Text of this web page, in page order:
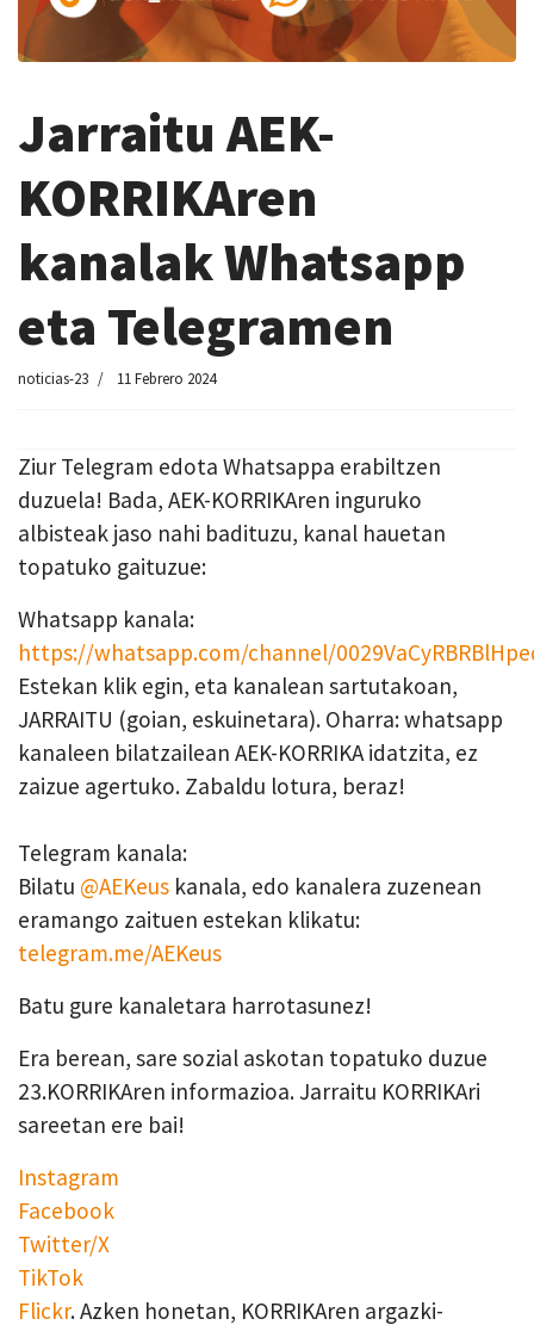
Jarraitu AEK-
KORRIKAren
kanalak Whatsapp
eta Telegramen
noticias-23 11 Febrero 2024
Ziur Telegram edota Whatsappa erabiltzen
duzuela! Bada, AEK-KORRIKAren inguruko
albisteak jaso nahi badituzu, kanal hauetan
topatuko gaituzue:
Whatsapp kanala:
https://whatsapp.com/channel/
Estekan klik egin, eta kanalean sartutakoan,
JARRAITU (goian, eskuinetara). Oharra: whatsapp
kanaleen bilatzailean AEK-KORRIKA idatzita, ez
zaizue agertuko. Zabaldu lotura, beraz!
Telegram kanala:
Bilatu @AEKeus kanala, edo kanalera zuzenean
eramango zaituen estekan klikatu:
telegram.me/AEKeus
Batu gure kanaletara harrotasunez!
Era berean, sare sozial askotan topatuko duzue
23.KORRIKAren informazioa. Jarraitu KORRIKAri
sareetan ere bai!
Instagram
Facebook
Twitter/X
TikTok
Flickr. Azken honetan, KORRIKAren argazki-